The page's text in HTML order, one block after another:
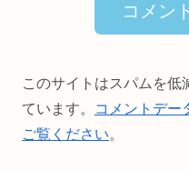
コメン
このサイトはスパムを低
ています。
コメントデー
ご覧ください。